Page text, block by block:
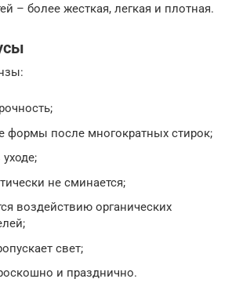
– более жесткая, легкая и плотная.
формы после многократных стирок;
не сминается;
воздействию органических
свет;
и празднично.